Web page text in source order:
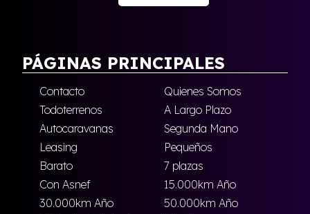
PÁGINAS PRINCIPALES
Contacto
Quienes Somos
Todoterrenos
A Largo Plazo
Autocaravanas
Segunda Mano
Leasing
Pequeños
Barato
7 plazas
Con Asnef
15.000km Año
30.000km Año
50.000km Año